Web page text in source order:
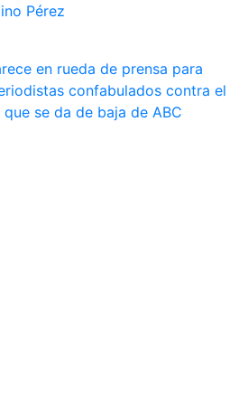
Pérez
en rueda de prensa para
confabulados contra el
se da de baja de ABC